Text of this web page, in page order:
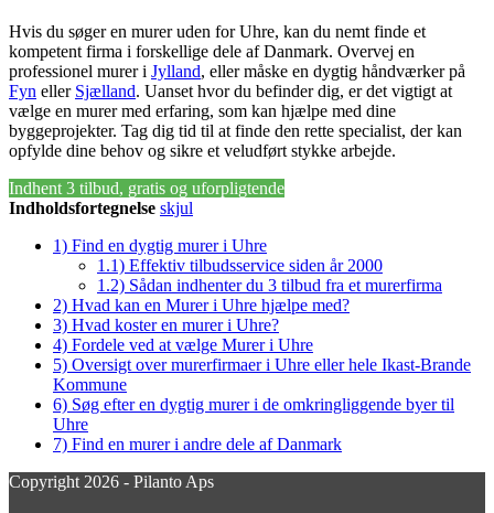
Hvis du søger en murer uden for Uhre, kan du nemt finde et
kompetent firma i forskellige dele af Danmark. Overvej en
professionel murer i Jylland, eller måske en dygtig håndværker på
Fyn eller Sjælland. Uanset hvor du befinder dig, er det vigtigt at
vælge en murer med erfaring, som kan hjælpe med dine
byggeprojekter. Tag dig tid til at finde den rette specialist, der kan
opfylde dine behov og sikre et veludført stykke arbejde.
Indhent 3 tilbud, gratis og uforpligtende
Indholdsfortegnelse skjul
1) Find en dygtig murer i Uhre
1.1) Effektiv tilbudsservice siden år 2000
1.2) Sådan indhenter du 3 tilbud fra et murerfirma
2) Hvad kan en Murer i Uhre hjælpe med?
3) Hvad koster en murer i Uhre?
4) Fordele ved at vælge Murer i Uhre
5) Oversigt over murerfirmaer i Uhre eller hele Ikast-Brande
Kommune
6) Søg efter en dygtig murer i de omkringliggende byer til
Uhre
7) Find en murer i andre dele af Danmark
Copyright 2026 - Pilanto Aps